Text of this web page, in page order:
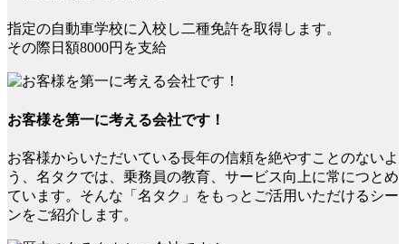
指定の自動車学校に入校し二種免許を取得します。
その際日額8000円を支給
お客様を第一に考える会社です！
お客様からいただいている長年の信頼を絶やすことのないよ
う、名タクでは、乗務員の教育、サービス向上に常につとめ
ています。そんな「名タク」をもっとご活用いただけるシー
ンをご紹介します。